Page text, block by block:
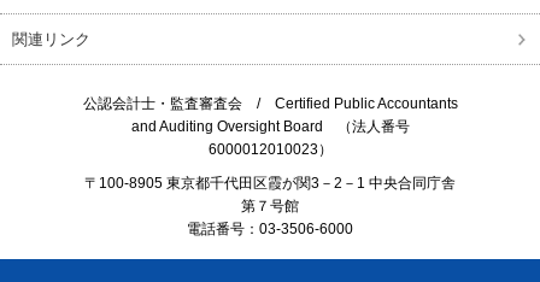
関連リンク
公認会計士・監査審査会 / Certified Public Accountants
and Auditing Oversight Board （法人番号
6000012010023）
〒100-8905 東京都千代田区霞が関3－2－1 中央合同庁舎
第７号館
電話番号：03-3506-6000